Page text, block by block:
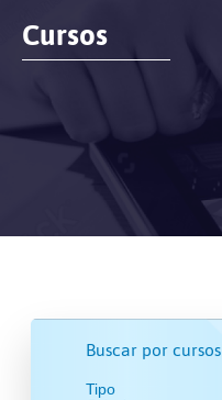
Cursos
Buscar por cursos
Tipo